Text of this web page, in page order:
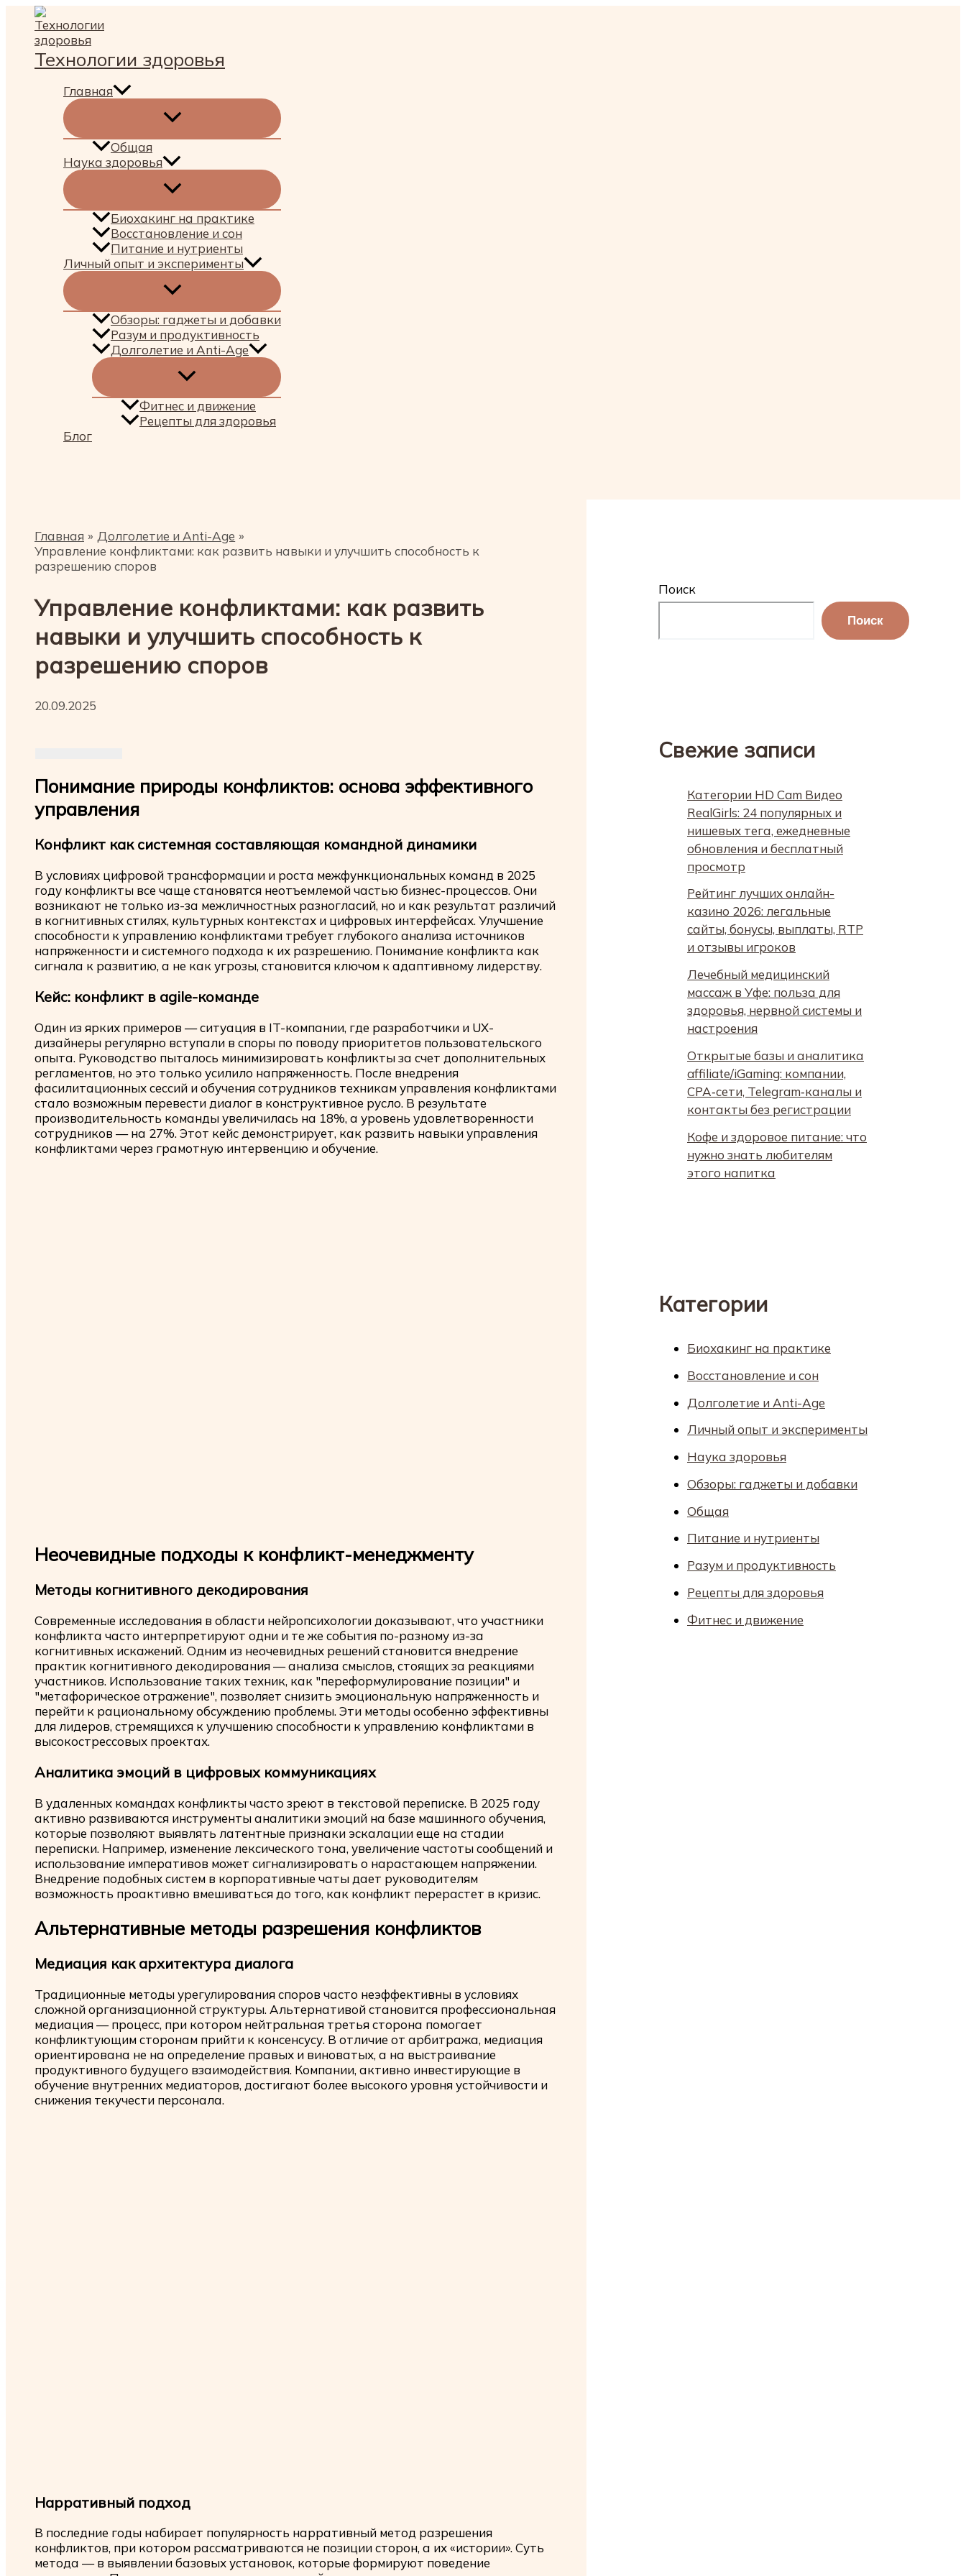
Перейти
содержимому
Технологии здоровья
Главная
Общая
Наука здоровья
Биохакинг на практике
Восстановление и сон
Питание и нутриенты
Личный опыт и эксперименты
Обзоры: гаджеты и добавки
Разум и продуктивность
Долголетие и Anti-Age
Фитнес и движение
Рецепты для здоровья
Блог
Главная
Долголетие и Anti-Age
Управление конфликтами: как развить навыки и улучшить способность к
разрешению споров
Управление конфликтами: как развить
навыки и улучшить способность к
разрешению споров
20.09.2025
Понимание природы конфликтов: основа эффективного
управления
Конфликт как системная составляющая командной динамики
В условиях цифровой трансформации и роста межфункциональных команд в 2025
году конфликты все чаще становятся неотъемлемой частью бизнес-процессов. Они
возникают не только из-за межличностных разногласий, но и как результат различий
в когнитивных стилях, культурных контекстах и цифровых интерфейсах. Улучшение
способности к управлению конфликтами требует глубокого анализа источников
напряженности и системного подхода к их разрешению. Понимание конфликта как
сигнала к развитию, а не как угрозы, становится ключом к адаптивному лидерству.
Кейс: конфликт в agile-команде
Один из ярких примеров — ситуация в IT-компании, где разработчики и UX-
дизайнеры регулярно вступали в споры по поводу приоритетов пользовательского
опыта. Руководство пыталось минимизировать конфликты за счет дополнительных
регламентов, но это только усилило напряженность. После внедрения
фасилитационных сессий и обучения сотрудников техникам управления конфликтами
стало возможным перевести диалог в конструктивное русло. В результате
производительность команды увеличилась на 18%, а уровень удовлетворенности
сотрудников — на 27%. Этот кейс демонстрирует, как развить навыки управления
конфликтами через грамотную интервенцию и обучение.
Неочевидные подходы к конфликт-менеджменту
Методы когнитивного декодирования
Современные исследования в области нейропсихологии доказывают, что участники
конфликта часто интерпретируют одни и те же события по-разному из-за
когнитивных искажений. Одним из неочевидных решений становится внедрение
практик когнитивного декодирования — анализа смыслов, стоящих за реакциями
участников. Использование таких техник, как "переформулирование позиции" и
"метафорическое отражение", позволяет снизить эмоциональную напряженность и
перейти к рациональному обсуждению проблемы. Эти методы особенно эффективны
для лидеров, стремящихся к улучшению способности к управлению конфликтами в
высокострессовых проектах.
Аналитика эмоций в цифровых коммуникациях
В удаленных командах конфликты часто зреют в текстовой переписке. В 2025 году
активно развиваются инструменты аналитики эмоций на базе машинного обучения,
которые позволяют выявлять латентные признаки эскалации еще на стадии
переписки. Например, изменение лексического тона, увеличение частоты сообщений и
использование императивов может сигнализировать о нарастающем напряжении.
Внедрение подобных систем в корпоративные чаты дает руководителям
возможность проактивно вмешиваться до того, как конфликт перерастет в кризис.
Альтернативные методы разрешения конфликтов
Медиация как архитектура диалога
Традиционные методы урегулирования споров часто неэффективны в условиях
сложной организационной структуры. Альтернативой становится профессиональная
медиация — процесс, при котором нейтральная третья сторона помогает
конфликтующим сторонам прийти к консенсусу. В отличие от арбитража, медиация
ориентирована не на определение правых и виноватых, а на выстраивание
продуктивного будущего взаимодействия. Компании, активно инвестирующие в
обучение внутренних медиаторов, достигают более высокого уровня устойчивости и
снижения текучести персонала.
Нарративный подход
В последние годы набирает популярность нарративный метод разрешения
конфликтов, при котором рассматриваются не позиции сторон, а их «истории». Суть
метода — в выявлении базовых установок, которые формируют поведение
Поиск
Поиск
Свежие записи
Категории HD Cam Видео
RealGirls: 24 популярных и
нишевых тега, ежедневные
обновления и бесплатный
просмотр
Рейтинг лучших онлайн-
казино 2026: легальные
сайты, бонусы, выплаты, RTP
и отзывы игроков
Лечебный медицинский
массаж в Уфе: польза для
здоровья, нервной системы и
настроения
Открытые базы и аналитика
affiliate/iGaming: компании,
CPA‑сети, Telegram‑каналы и
контакты без регистрации
Кофе и здоровое питание: что
нужно знать любителям
этого напитка
Категории
Биохакинг на практике
Восстановление и сон
Долголетие и Anti-Age
Личный опыт и эксперименты
Наука здоровья
Обзоры: гаджеты и добавки
Общая
Питание и нутриенты
Разум и продуктивность
Рецепты для здоровья
Фитнес и движение